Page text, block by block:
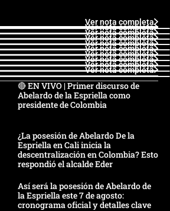
Ver nota completa
Ver nota completa
Ver nota completa
Ver nota completa
Ver nota completa
Ver nota completa
Ver nota completa
Ver nota completa
Ver nota completa
Ver nota completa
🔴 EN VIVO | Primer discurso de
Abelardo de la Espriella como
presidente de Colombia
¿La posesión de Abelardo De la
Espriella en Cali inicia la
descentralización en Colombia? Esto
respondió el alcalde Eder
Así será la posesión de Abelardo de
la Espriella este 7 de agosto:
cronograma oficial y detalles clave